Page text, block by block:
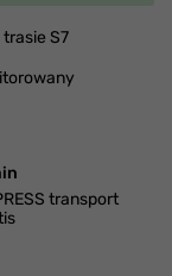
S7
transport